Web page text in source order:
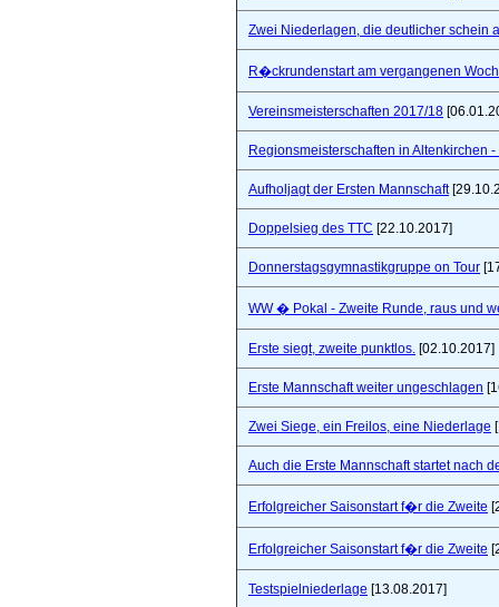
Zwei Niederlagen, die deutlicher schein
R�ckrundenstart am vergangenen
Vereinsmeisterschaften 2017/18
Regionsmeisterschaften in Altenkirchen
Aufholjagt der Ersten Mannschaft
Doppelsieg des TTC [22.10.2017]
Donnerstagsgymnastikgruppe on Tour
WW � Pokal - Zweite Runde, raus und
Erste siegt, zweite punktlos. [02.10.2017]
Erste Mannschaft weiter ungeschlagen
Zwei Siege, ein Freilos, eine Niederlage
Auch die Erste Mannschaft startet nach
Erfolgreicher Saisonstart f�r die Zweite
Erfolgreicher Saisonstart f�r die Zweite
Testspielniederlage [13.08.2017]